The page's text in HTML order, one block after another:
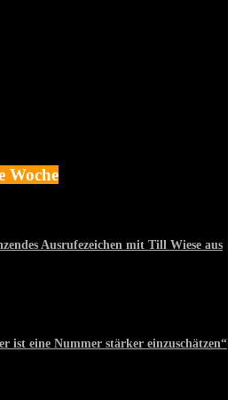
Woche
Ausrufezeichen mit Till Wiese aus
ist eine Nummer stärker einzuschätzen“